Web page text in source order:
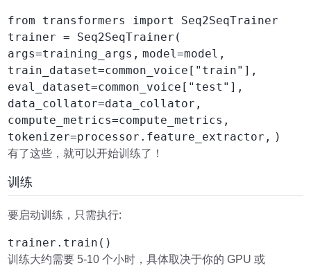
from transformers import Seq2SeqTrainer
trainer = Seq2SeqTrainer(
args=training_args, model=model,
train_dataset=common_voice["train"],
eval_dataset=common_voice["test"],
data_collator=data_collator,
compute_metrics=compute_metrics,
tokenizer=processor.feature_extractor, )
有了这些，就可以开始训练了！
训练
要启动训练，只需执行:
trainer.train()
训练大约需要 5-10 个小时，具体取决于你的 GPU 或